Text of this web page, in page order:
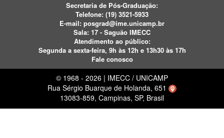
Secretaria de Pós-Graduação:
Telefone: (19) 3521-5933
E-mail: posgrad@ime.unicamp.br
Sala: 17 - Saguão IMECC
Atendimento ao público:
Segunda a sexta-feira, 9h às 12h e 13h30 às 17h
Fale conosco
© 1968 - 2026 | IMECC / UNICAMP
Rua Sérgio Buarque de Holanda, 651
13083-859, Campinas, SP, Brasil